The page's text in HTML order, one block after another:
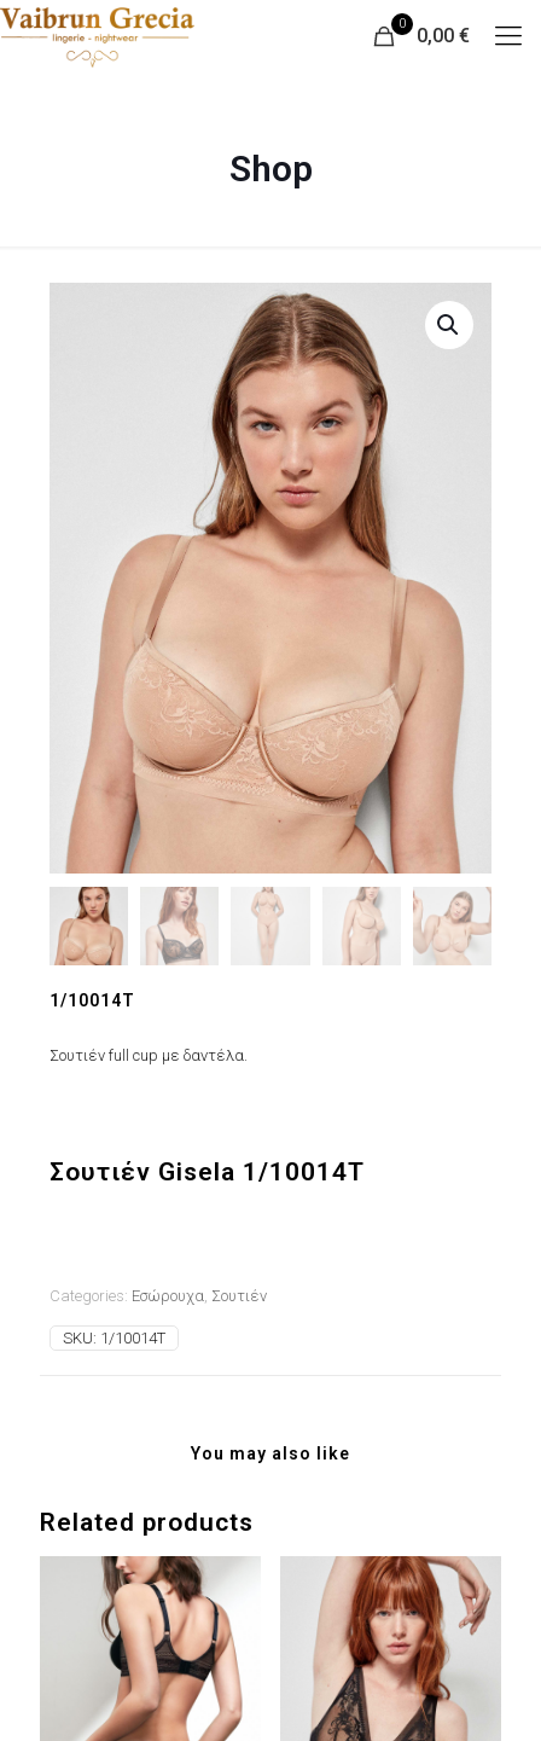
0
0,00 €
Shop
1/10014T
Σουτιέν full cup με δαντέλα.
Σουτιέν Gisela 1/10014Τ
Categories: Εσώρουχα, Σουτιέν
SKU: 1/10014T
You may also like
Related products